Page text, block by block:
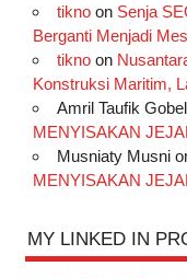
tiknoon Senja
Berganti Menjadi
tiknoon
Konstruksi Maritim,
Amril Taufik Gobel
MENYISAKAN
Musniaty Musni
MENYISAKAN
MY LINKED IN